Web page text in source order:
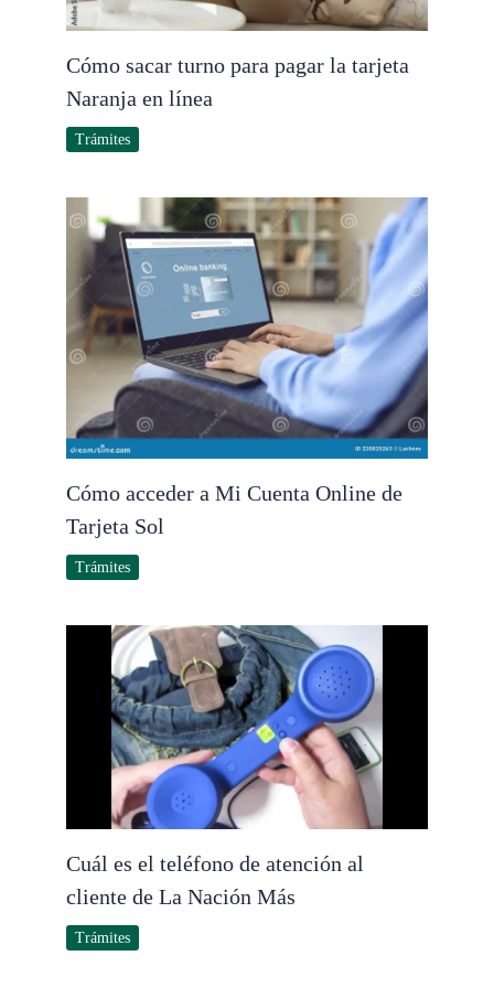
Cómo sacar turno para pagar la tarjeta
Naranja en línea
Trámites
Cómo acceder a Mi Cuenta Online de
Tarjeta Sol
Trámites
Cuál es el teléfono de atención al
cliente de La Nación Más
Trámites